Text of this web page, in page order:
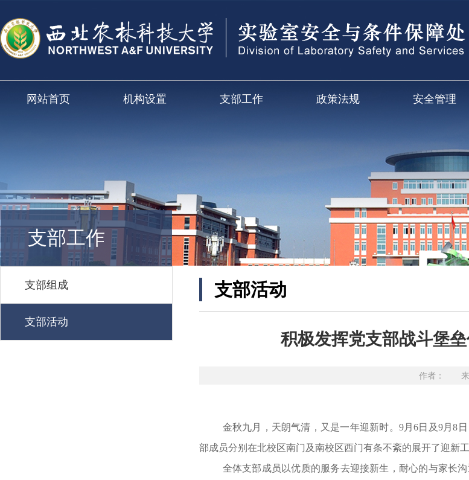
网站首页 机构设置 支部工作 政策法规 安全管理
支部工作
支部组成
支部活动
支部活动
积极发挥党支部战斗堡
作者： 来
金秋九月，天朗气清，又是一年迎新时。9月6日及9月8日
部成员分别在北校区南门及南校区西门有条不紊的展开了迎新
全体支部成员 以优质的服务去迎接新生，耐心的与家长